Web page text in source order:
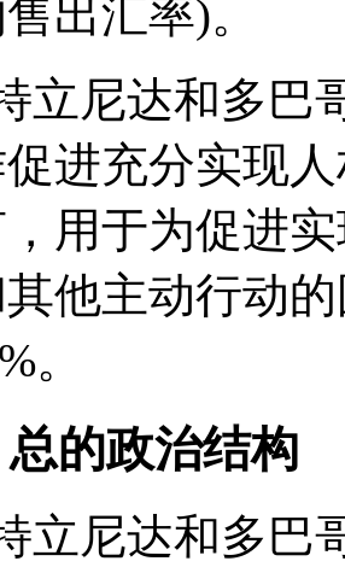
出汇率)。
立尼达和多巴
进充分实现
用于为促进
他主动行动
。
的政治结构
立尼达和多巴